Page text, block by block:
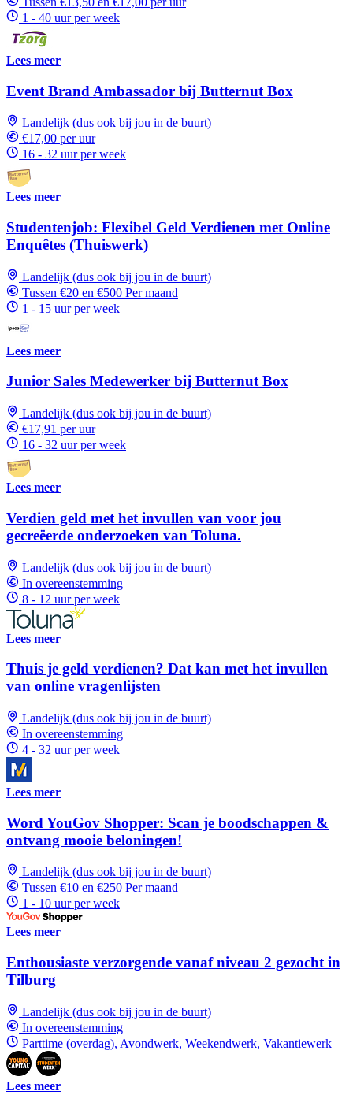
1 - 40 uur per week
Lees meer
Event Brand Ambassador bij Butternut Box
Landelijk (dus ook bij jou in de buurt)
€17,00 per uur
16 - 32 uur per week
Lees meer
Studentenjob: Flexibel Geld Verdienen met Online
Enquêtes (Thuiswerk)
Landelijk (dus ook bij jou in de buurt)
Tussen €20 en €500 Per maand
1 - 15 uur per week
Lees meer
Junior Sales Medewerker bij Butternut Box
Landelijk (dus ook bij jou in de buurt)
€17,91 per uur
16 - 32 uur per week
Lees meer
Verdien geld met het invullen van voor jou
gecreëerde onderzoeken van Toluna.
Landelijk (dus ook bij jou in de buurt)
In overeenstemming
8 - 12 uur per week
Lees meer
Thuis je geld verdienen? Dat kan met het invullen
van online vragenlijsten
Landelijk (dus ook bij jou in de buurt)
In overeenstemming
4 - 32 uur per week
Lees meer
Word YouGov Shopper: Scan je boodschappen &
ontvang mooie beloningen!
Landelijk (dus ook bij jou in de buurt)
Tussen €10 en €250 Per maand
1 - 10 uur per week
Lees meer
Enthousiaste verzorgende vanaf niveau 2 gezocht in
Tilburg
Landelijk (dus ook bij jou in de buurt)
In overeenstemming
Parttime (overdag), Avondwerk, Weekendwerk, Vakantiewerk
Lees meer